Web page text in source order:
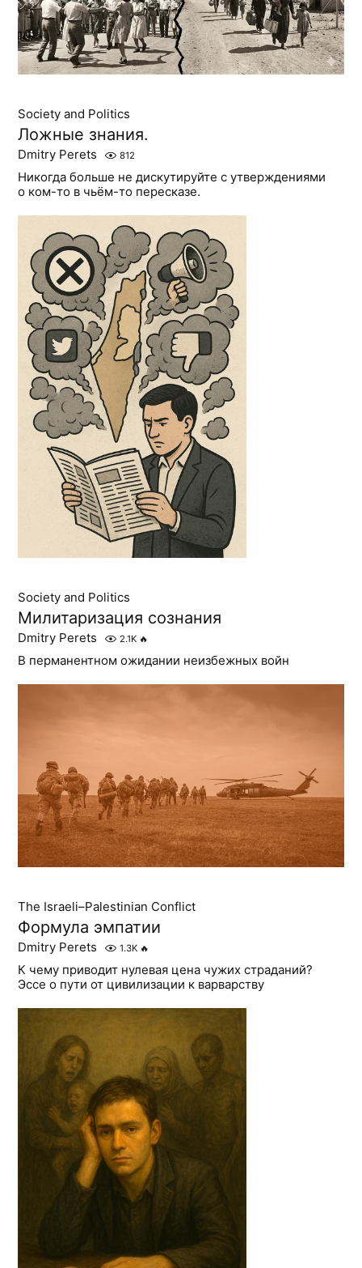
Society and Politics
Ложные знания.
Dmitry Perets 812
Никогда больше не дискутируйте с утверждениями
о ком-то в чьём-то пересказе.
Society and Politics
Милитаризация сознания
Dmitry Perets 2.1K 🔥
В перманентном ожидании неизбежных войн
The Israeli–Palestinian Conflict
Формула эмпатии
Dmitry Perets 1.3K 🔥
К чему приводит нулевая цена чужих страданий?
Эссе о пути от цивилизации к варварству